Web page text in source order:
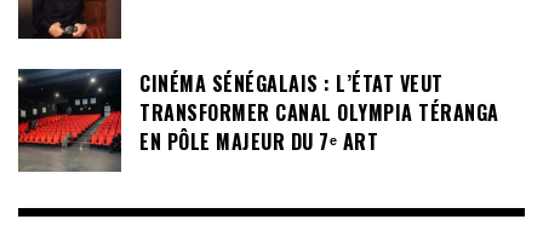
CINÉMA SÉNÉGALAIS : L’ÉTAT VEUT
TRANSFORMER CANAL OLYMPIA TÉRANGA
EN PÔLE MAJEUR DU 7ᵉ ART